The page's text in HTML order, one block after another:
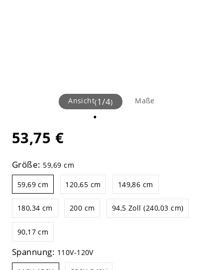
Ansicht(1/4) Maße
53,75 €
Größe: 59,69 cm
59,69 cm 120,65 cm 149,86 cm
180,34 cm 200 cm 94,5 Zoll (240,03 cm)
90,17 cm
Spannung: 110V-120V